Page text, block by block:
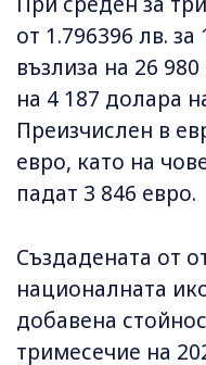
от 1.796396 лв.
възлиза на 26
на 4 187 долара
Преизчислен в
евро, като на
падат 3 846 евро.
Създадената от
националната
добавена
тримесечие на